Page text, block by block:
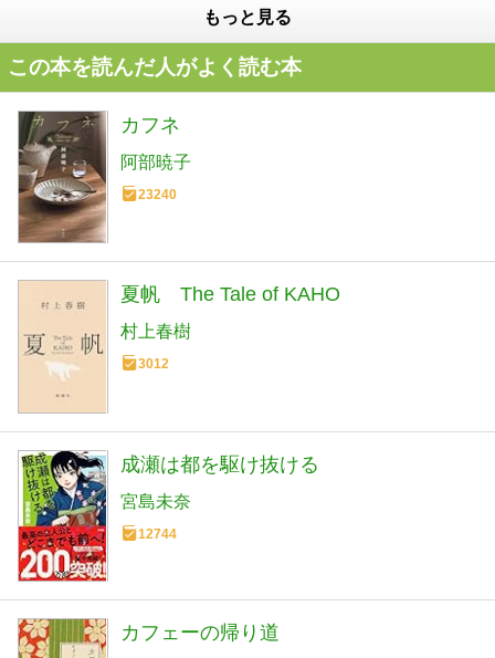
もっと見る
この本を読んだ人がよく読む本
カフネ
阿部暁子
23240
夏帆 The Tale of KAHO
村上春樹
3012
成瀬は都を駆け抜ける
宮島未奈
12744
カフェーの帰り道